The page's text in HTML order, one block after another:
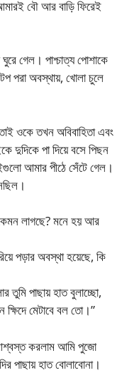
বৌ আর বাড়ি ফিরেই
ঘুরে গেল। পাশ্চাত্য পোশাকে
টপ পরা অবস্থায়, খোলা চুলে
ওকে তখন অবিবাহিতা এবং
দুদিকে পা দিয়ে বসে পিছন
আমার পীঠে সেঁটে গেল।
লাগছে? মনে হয় আর
পড়ার অবস্থা হয়েছে, কি
তুমি পাছায় হাত বুলাচ্ছো,
মেটাবে বল তো।”
করলাম আমি পুজো
পাছায় হাত বোলাবোনা।